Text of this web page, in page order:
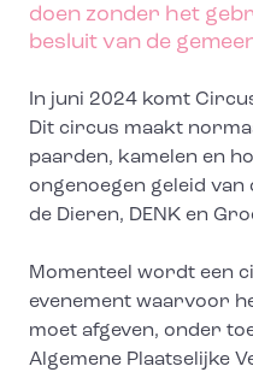
doen zonder het
besluit van de
In juni 2024 komt
Dit circus maakt
paarden, kamelen en
ongenoegen geleid
de Dieren, DENK en
Momenteel wordt een
evenement waarvoor
moet afgeven, onder
Algemene Plaatselijke